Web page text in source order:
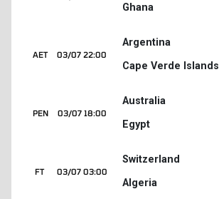
Ghana
03/07 22:00
AET
Argentina
Cape Verde Islands
03/07 18:00
PEN
Australia
Egypt
03/07 03:00
FT
Switzerland
Algeria